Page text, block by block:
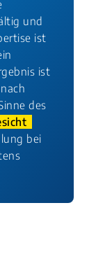
und
ist
ist
des
bei